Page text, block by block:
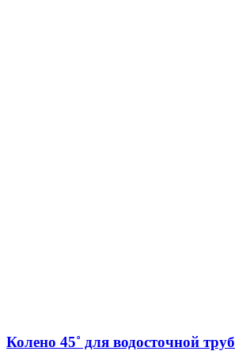
Колено 45˚ для водосточной